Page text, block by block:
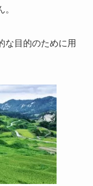
な目的のために用